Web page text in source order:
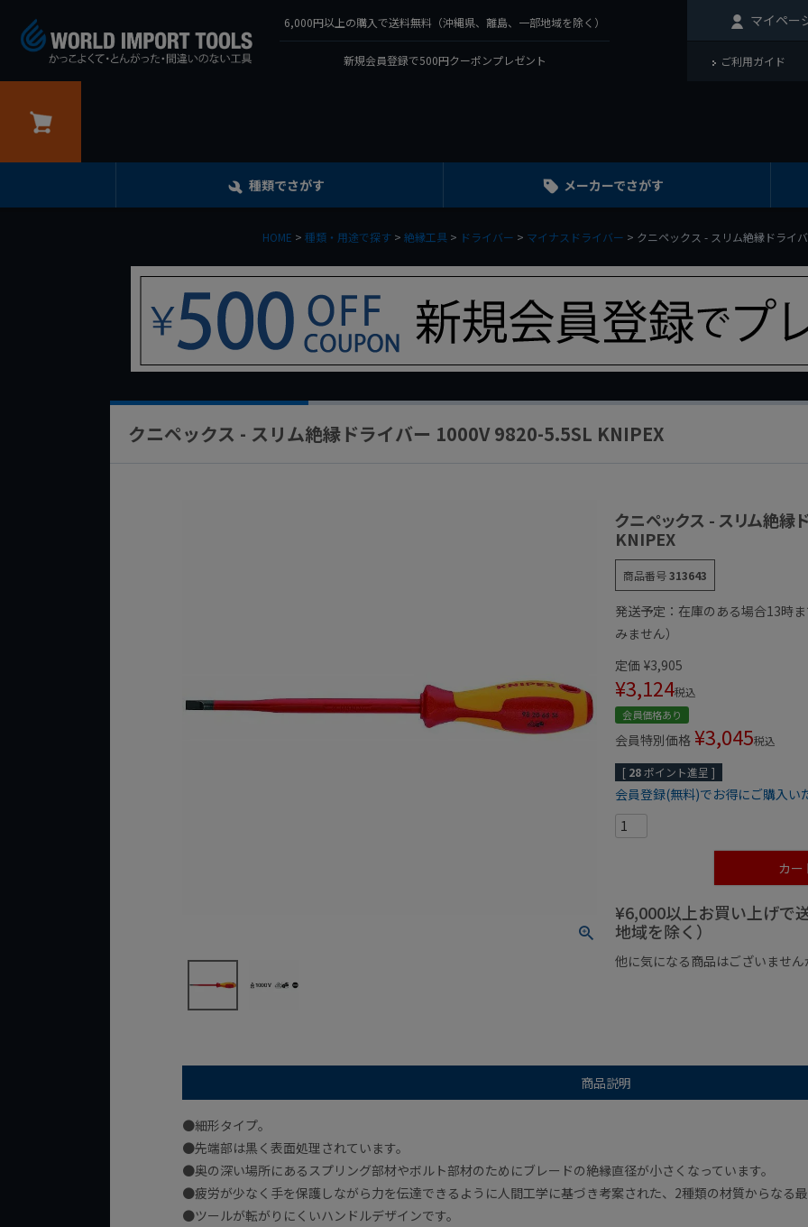
6,000円以上の購入で送料無料（沖縄県、離島、一部地域を除く）
新規会員登録で500円クーポンプレゼント
マイペー
ご利用ガイド
種類でさがす メーカーでさがす
HOME 種類・用途で探す 絶縁工具 ドライバー マイナスドライバー クニペックス - スリム絶縁ドライ
クニペックス - スリム絶縁ドライバー 1000V 9820-5.5SL KNIPEX
クニペックス - スリム絶
KNIPEX
商品番号313643
発送予定：在庫のある場合13時
みません）
定価 ¥3,905
¥3,124税込
会員価格あり
会員特別価格 ¥3,045税込
[ 28ポイント進呈 ]
会員登録(無料)でお得にご購入い
カー
¥6,000以上お買い上げで
地域を除く）
他に気になる商品はございません
商品説明
●細形タイプ。
●先端部は黒く表面処理されています。
●奥の深い場所にあるスプリング部材やボルト部材のためにブレードの絶縁直径が小さくなっています。
●疲労が少なく手を保護しながら力を伝達できるように人間工学に基づき考案された、2種類の材質からなる最
●ツールが転がりにくいハンドルデザインです。